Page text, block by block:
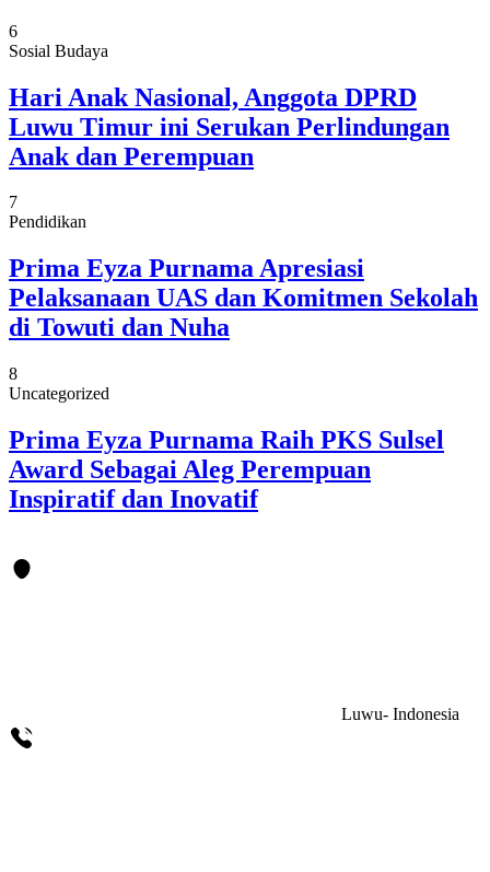
6
Sosial Budaya
Hari Anak Nasional, Anggota DPRD
Luwu Timur ini Serukan Perlindungan
Anak dan Perempuan
7
Pendidikan
Prima Eyza Purnama Apresiasi
Pelaksanaan UAS dan Komitmen Sekolah
di Towuti dan Nuha
8
Uncategorized
Prima Eyza Purnama Raih PKS Sulsel
Award Sebagai Aleg Perempuan
Inspiratif dan Inovatif
Luwu- Indonesia